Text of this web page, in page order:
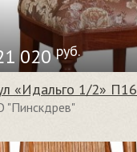
020 руб.
«Идальго 1/2»
"Пинскдрев"